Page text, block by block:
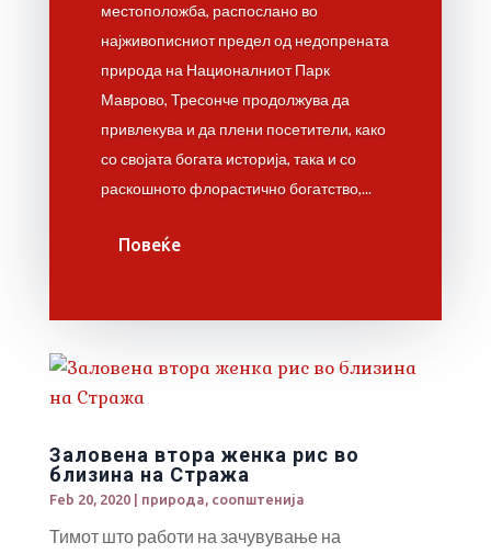
местоположба, распослано во
најживописниот предел од недопрената
природа на Националниот Парк
Маврово, Тресонче продолжува да
привлекува и да плени посетители, како
со својата богата историја, така и со
раскошното флорастично богатство,...
Повеќе
Заловена втора женка рис во
близина на Стража
Feb 20, 2020| природа, соопштенија
Тимот што работи на зачувување на